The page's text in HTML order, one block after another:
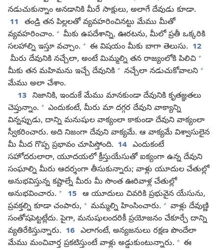
నడుచుకున్నాం అనడానికి మీరే సాక్షులు, అలాగే దేవుడు కూడా.
11
తండ్రి తన పిల్లలతో వ్యవహరించినట్టు మేము మీతో
వ్యవహరించాం. + మీకు ఉపదేశాన్ని, ఊరటను, మీలో ప్రతీ ఒక్కరికి
సలహాల్ని ఇస్తూ వచ్చాం. + ఈ విషయం మీకు బాగా తెలుసు. 12
మీరు దేవునికి నచ్చేలా, అంటే మిమ్మల్ని తన రాజ్యంలోకి పిలిచి +
మీకు తన మహిమను ఇచ్చే దేవునికి + నచ్చేలా నడుచుకోవాలని +
మేము అలా చేశాం.
13 నిజానికి, ఇందుకే మేము మానకుండా దేవునికి కృతజ్ఞతలు
చెప్తున్నాం. + ఎందుకంటే, మీరు మా దగ్గర దేవుని వాక్యాన్ని
విన్నప్పుడు, దాన్ని మనుషుల వాక్యంలా కాకుండా దేవుని వాక్యంలా
స్వీకరించారు. అది నిజంగా దేవుని వాక్యమే. ఆ వాక్యమే విశ్వాసులైన
మీ మీద గొప్ప ప్రభావం చూపిస్తోంది. 14 ఎందుకంటే
సహోదరులారా, యూదయలో క్రీస్తుయేసుతో ఐక్యంగా ఉన్న దేవుని
సంఘాల్ని మీరు ఆదర్శంగా తీసుకున్నారు; వాళ్లు యూదుల చేతుల్లో
అనుభవిస్తున్న కష్టాల్నే మీరు మీ సొంత ఊరివాళ్ల చేతుల్లో
అనుభవించారు. + 15 ఆ యూదులు చివరికి ప్రభువైన యేసును,
ప్రవక్తల్ని కూడా చంపారు, + మమ్మల్ని హింసించారు. + వాళ్లు దేవుణ్ణి
సంతోషపెట్టట్లేదు. పైగా, మనుషులందరికీ ప్రయోజనం చేకూర్చే దాన్ని
వ్యతిరేకిస్తున్నారు. 16 ఎలాగంటే, అన్యజనులు రక్షణ పొందేలా
మేము మంచివార్త ప్రకటిస్తుంటే వాళ్లు అడ్డుకుంటున్నారు. + ఈ